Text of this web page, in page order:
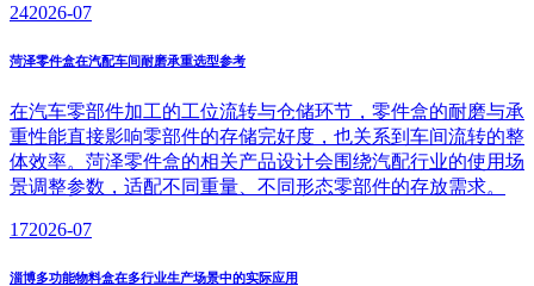
242026-07
菏泽零件盒在汽配车间耐磨承重选型参考
在汽车零部件加工的工位流转与仓储环节，零件盒的耐磨与承
重性能直接影响零部件的存储完好度，也关系到车间流转的整
体效率。菏泽零件盒的相关产品设计会围绕汽配行业的使用场
景调整参数，适配不同重量、不同形态零部件的存放需求。
172026-07
淄博多功能物料盒在多行业生产场景中的实际应用